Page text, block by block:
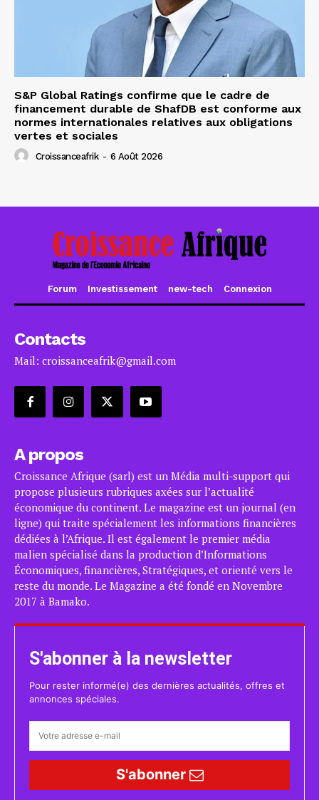
S&P Global Ratings confirme que le cadre de
financement durable de ShafDB est conforme aux
normes internationales relatives aux obligations
vertes et sociales
Croissanceafrik - 6 Août 2026
Forum Investissement new-tech Connexion
Contacts
Mail: croissanceafrik@gmail.com
A propos
Croissance Afrique (sarl) est un Média multi-support qui
propose plusieurs rubriques axées sur l’actualité
économique du continent. Le magazine est un journal (en
ligne) qui traite spécialement les informations financières
dédiées à l’Afrique. Il est également le premier média
malien spécialisé dans la production d’Informations
Économiques, financières, Stratégiques, et orienté vers le
reste du monde. Le Magazine a été fondé en Novembre
2017 à Bamako.
S'abonner à la newsletter
Pour rester informé(e) des dernières actualités, offres et
annonces spéciales.
S'abonner